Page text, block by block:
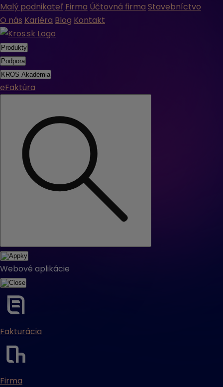
Malý podnikateľ Firma Účtovná firma Stavebníctvo
O nás Kariéra Blog Kontakt
Produkty
Podpora
KROS Akadémia
eFaktúra
Webové aplikácie
Fakturácia
Firma